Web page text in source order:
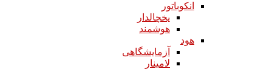
انکوباتور
یخچالدار
هوشمند
هود
آزمایشگاهی
لامینار​​​​​​​